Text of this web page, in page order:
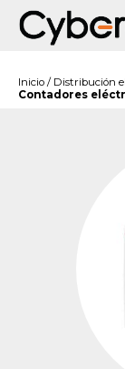
Inicio / Distribución
Contadores